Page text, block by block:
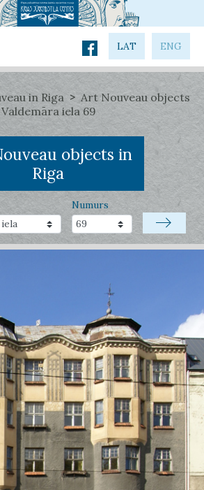
LAT ENG
in Riga
Art Nouveau objects
iela 69
objects in
Riga
Numurs